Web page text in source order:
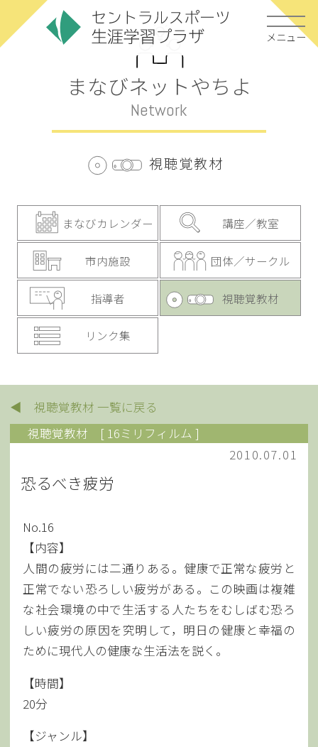
メニュー
まなびネットやちよ
Network
視聴覚教材
まなびカレンダー 講座／教室
市内施設 団体／サークル
指導者 視聴覚教材
リンク集
◀ 視聴覚教材 一覧に戻る
視聴覚教材
[ 16ミリフィルム ]
2010.07.01
恐るべき疲労
No.16
【内容】
人間の疲労には二通りある。健康で正常な疲労と
正常でない恐ろしい疲労がある。この映画は複雑
な社会環境の中で生活する人たちをむしばむ恐ろ
しい疲労の原因を究明して，明日の健康と幸福の
ために現代人の健康な生活法を説く。
【時間】
20分
【ジャンル】